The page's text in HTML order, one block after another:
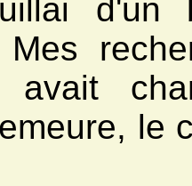
d'un
Mes
avait
le